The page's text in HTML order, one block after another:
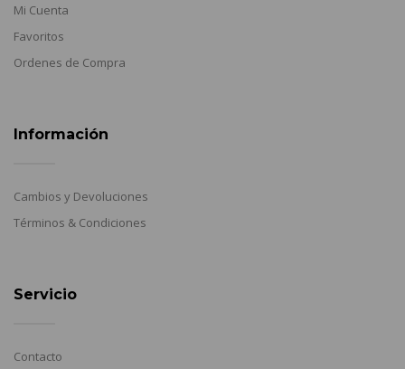
Mi Cuenta
Favoritos
Ordenes de Compra
Información
Cambios y Devoluciones
Términos & Condiciones
Servicio
Contacto